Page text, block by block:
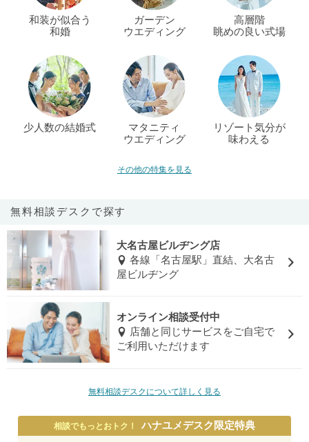
和装が似合う
和婚
ガーデン
ウエディング
高層階
眺めの良い式場
少人数の結婚式
マタニティ
ウエディング
リゾート気分が
味わえる
その他の特集を見る
無料相談デスクで探す
大名古屋ビルヂング店
各線「名古屋駅」直結、大名古
屋ビルヂング
オンライン相談受付中
店舗と同じサービスをご自宅で
ご利用いただけます
無料相談デスクについて詳しく見る
相談でもっとおトク！ ハナユメデスク限定特典